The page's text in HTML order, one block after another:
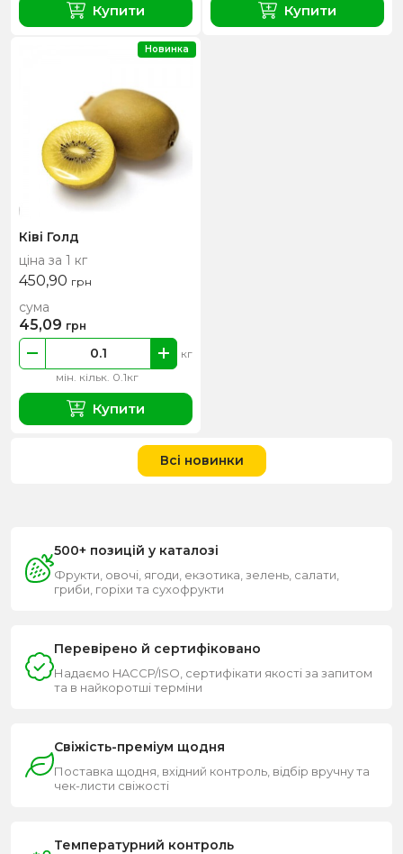
Купити Купити
Ківі Голд
ціна за 1 кг
450,90 грн
мін. кільк. 0.1кг
кг
сума
45,09 грн
Купити
Новинка
Всі новинки
500+ позицій у каталозі
Фрукти, овочі, ягоди, екзотика, зелень, салати,
гриби, горіхи та сухофрукти
Перевірено й сертифіковано
Надаємо HACCP/ISO, сертифікати якості за запитом
та в найкоротші терміни
Свіжість-преміум щодня
Поставка щодня, вхідний контроль, відбір вручну та
чек-листи свіжості
Температурний контроль